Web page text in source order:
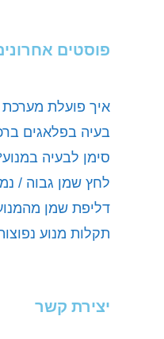
פוסטים
איך פועלת מערכת
בעיה בפלאגים
סימן לבעיה
לחץ שמן גבוה /
דליפת שמן
תקלות מנוע
יצירת קשר